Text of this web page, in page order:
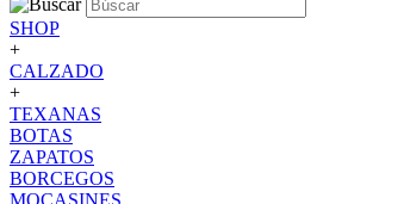
SHOP
+
CALZADO
+
TEXANAS
BOTAS
ZAPATOS
BORCEGOS
MOCASINES